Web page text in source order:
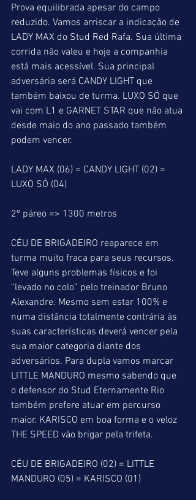
Prova equilibrada apesar do campo
reduzido. Vamos arriscar a indicação de
LADY MAX do Stud Red Rafa. Sua última
corrida não valeu e hoje a companhia
está mais acessível. Sua principal
adversária será CANDY LIGHT que
também baixou de turma. LUXO SÓ que
vai com L1 e GARNET STAR que não atua
desde maio do ano passado também
podem vencer.
LADY MAX (06) = CANDY LIGHT (02) =
LUXO SÓ (04)
2º páreo => 1300 metros
CÉU DE BRIGADEIRO reaparece em
turma muito fraca para seus recursos.
Teve alguns problemas físicos e foi
“levado no colo” pelo treinador Bruno
Alexandre. Mesmo sem estar 100% e
numa distância totalmente contrária às
suas características deverá vencer pela
sua maior categoria diante dos
adversários. Para dupla vamos marcar
LITTLE MANDURO mesmo sabendo que
o defensor do Stud Eternamente Rio
também prefere atuar em percurso
maior. KARISCO em boa forma e o veloz
THE SPEED vão brigar pela trifeta.
CÉU DE BRIGADEIRO (02) = LITTLE
MANDURO (05) = KARISCO (01)